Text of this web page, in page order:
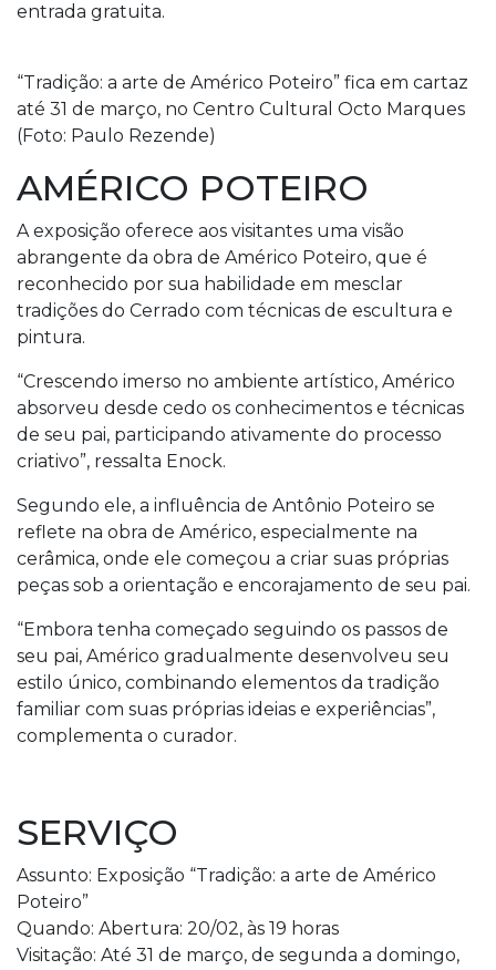
entrada gratuita.
“Tradição: a arte de Américo Poteiro” fica em cartaz
até 31 de março, no Centro Cultural Octo Marques
(Foto: Paulo Rezende)
AMÉRICO POTEIRO
A exposição oferece aos visitantes uma visão
abrangente da obra de Américo Poteiro, que é
reconhecido por sua habilidade em mesclar
tradições do Cerrado com técnicas de escultura e
pintura.
“Crescendo imerso no ambiente artístico, Américo
absorveu desde cedo os conhecimentos e técnicas
de seu pai, participando ativamente do processo
criativo”, ressalta Enock.
Segundo ele, a influência de Antônio Poteiro se
reflete na obra de Américo, especialmente na
cerâmica, onde ele começou a criar suas próprias
peças sob a orientação e encorajamento de seu pai.
“Embora tenha começado seguindo os passos de
seu pai, Américo gradualmente desenvolveu seu
estilo único, combinando elementos da tradição
familiar com suas próprias ideias e experiências”,
complementa o curador.
SERVIÇO
Assunto: Exposição “Tradição: a arte de Américo
Poteiro”
Quando: Abertura: 20/02, às 19 horas
Visitação: Até 31 de março, de segunda a domingo,